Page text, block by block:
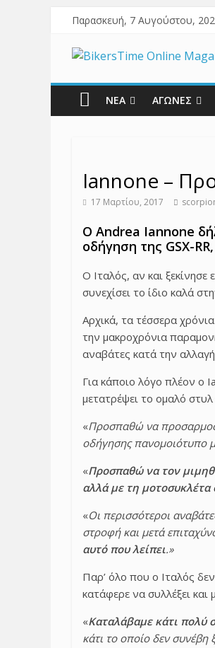
Παρασκευή, 7 Αυγούστου,
ΝΕΑ ΑΓΩΝΕΣ
Iannone –
17 Μαρτίου, 2017
O Andrea Iannone
οδήγηση της GSX-
Ο Ιταλός, αν και ξεκίνησε
συνεχίσει το ίδιο καλά
Αρχικά, τα τέσσερα
την μακροχρόνια
αναβάτες κατά την
Για κάποιο λόγο πλέον ο
μετατρέψει το ομαλό
«Προσπαθώ να
οδήγησης πανομοιότυπο
«Προσπαθώ να τον
αλλά με τη μοτοσυκλέτα
«Οι περισσότεροι
στροφή και μετά
αυτό που λείπει.»
Παρ’ όλο που ο Ιταλός
κατάφερε να συλλέξει
«Καταλάβαμε κάτι πολύ
κάτι το οποίο δεν συνέβη